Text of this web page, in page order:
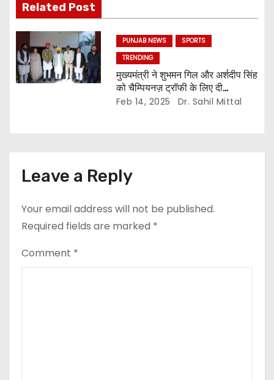
Related Post
PUNJAB NEWS
SPORTS
TRENDING
मुख्यमंत्री ने शुभमन गिल और अर्शदीप सिंह
को चैम्पियनज़ ट्रॉफी के लिए दी
शुभकामनाएं
Feb 14, 2025 Dr. Sahil Mittal
Leave a Reply
Your email address will not be published.
Required fields are marked *
Comment *